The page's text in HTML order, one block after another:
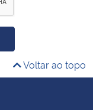
Voltar ao topo